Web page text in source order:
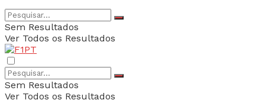
Sem Resultados
Ver Todos os Resultados
Sem Resultados
Ver Todos os Resultados